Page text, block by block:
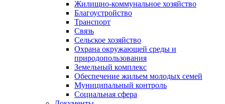
Жилищно-коммунальное хозяйство
Благоустройство
Транспорт
Связь
Сельское хозяйство
Охрана окружающей среды и
природопользования
Земельный комплекс
Обеспечение жильем молодых семей
Муниципальный контроль
Социальная сфера